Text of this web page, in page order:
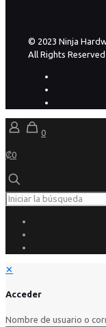
© 2023 Ninja
All Rights
0
₡0
✕
Acceder
Nombre de usuario o